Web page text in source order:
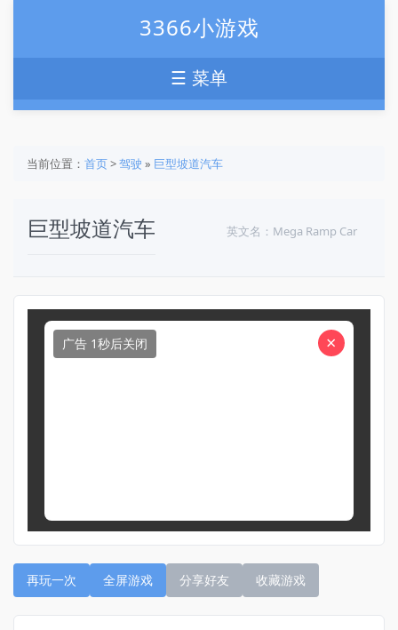
3366小游戏
☰ 菜单
当前位置： 首页>驾驶 » 巨型坡道汽车
巨型坡道汽车 英文名：Mega Ramp Car
×
广告 1秒后关闭
再玩一次 全屏游戏 分享好友 收藏游戏